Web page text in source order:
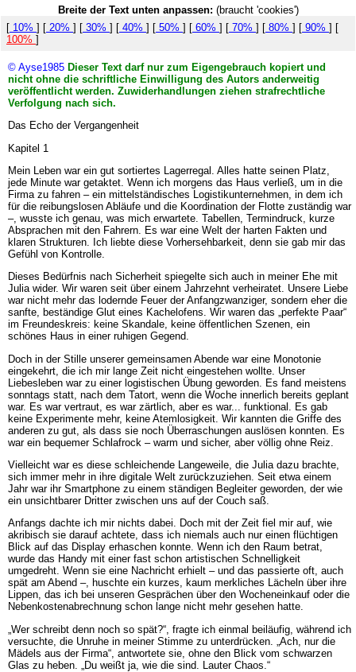
Breite der Text unten anpassen: (braucht 'cookies')
[ 10% ] [ 20% ] [ 30% ] [ 40% ] [ 50% ] [ 60% ] [ 70% ] [ 80% ] [ 90% ] [
100% ]
© Ayse1985 Dieser Text darf nur zum Eigengebrauch kopiert und
nicht ohne die schriftliche Einwilligung des Autors anderweitig
veröffentlicht werden. Zuwiderhandlungen ziehen strafrechtliche
Verfolgung nach sich.
Das Echo der Vergangenheit
Kapitel 1
Mein Leben war ein gut sortiertes Lagerregal. Alles hatte seinen Platz,
jede Minute war getaktet. Wenn ich morgens das Haus verließ, um in die
Firma zu fahren – ein mittelständisches Logistikunternehmen, in dem ich
für die reibungslosen Abläufe und die Koordination der Flotte zuständig war
–, wusste ich genau, was mich erwartete. Tabellen, Termindruck, kurze
Absprachen mit den Fahrern. Es war eine Welt der harten Fakten und
klaren Strukturen. Ich liebte diese Vorhersehbarkeit, denn sie gab mir das
Gefühl von Kontrolle.
Dieses Bedürfnis nach Sicherheit spiegelte sich auch in meiner Ehe mit
Julia wider. Wir waren seit über einem Jahrzehnt verheiratet. Unsere Liebe
war nicht mehr das lodernde Feuer der Anfangzwanziger, sondern eher die
sanfte, beständige Glut eines Kachelofens. Wir waren das „perfekte Paar“
im Freundeskreis: keine Skandale, keine öffentlichen Szenen, ein
schönes Haus in einer ruhigen Gegend.
Doch in der Stille unserer gemeinsamen Abende war eine Monotonie
eingekehrt, die ich mir lange Zeit nicht eingestehen wollte. Unser
Liebesleben war zu einer logistischen Übung geworden. Es fand meistens
sonntags statt, nach dem Tatort, wenn die Woche innerlich bereits geplant
war. Es war vertraut, es war zärtlich, aber es war... funktional. Es gab
keine Experimente mehr, keine Atemlosigkeit. Wir kannten die Griffe des
anderen zu gut, als dass sie noch Überraschungen auslösen konnten. Es
war ein bequemer Schlafrock – warm und sicher, aber völlig ohne Reiz.
Vielleicht war es diese schleichende Langeweile, die Julia dazu brachte,
sich immer mehr in ihre digitale Welt zurückzuziehen. Seit etwa einem
Jahr war ihr Smartphone zu einem ständigen Begleiter geworden, der wie
ein unsichtbarer Dritter zwischen uns auf der Couch saß.
Anfangs dachte ich mir nichts dabei. Doch mit der Zeit fiel mir auf, wie
akribisch sie darauf achtete, dass ich niemals auch nur einen flüchtigen
Blick auf das Display erhaschen konnte. Wenn ich den Raum betrat,
wurde das Handy mit einer fast schon artistischen Schnelligkeit
umgedreht. Wenn sie eine Nachricht erhielt – und das passierte oft, auch
spät am Abend –, huschte ein kurzes, kaum merkliches Lächeln über ihre
Lippen, das ich bei unseren Gesprächen über den Wocheneinkauf oder die
Nebenkostenabrechnung schon lange nicht mehr gesehen hatte.
„Wer schreibt denn noch so spät?“, fragte ich einmal beiläufig, während ich
versuchte, die Unruhe in meiner Stimme zu unterdrücken. „Ach, nur die
Mädels aus der Firma“, antwortete sie, ohne den Blick vom schwarzen
Glas zu heben. „Du weißt ja, wie die sind. Lauter Chaos.“